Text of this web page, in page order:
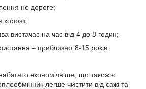
не дороге;
вистачає на час від 4 до 8 годин;
– приблизно 8-15 років.
економічніше, що також є
легше чистити від сажі та